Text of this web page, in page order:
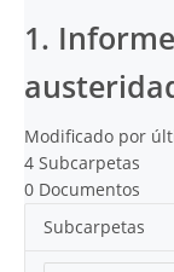
1.
Modificado por
4 Subcarpetas
0 Documentos
Subcarpetas